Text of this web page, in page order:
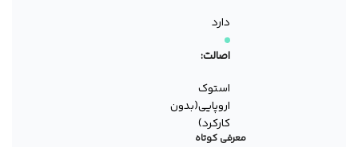
دارد
اصالت:
استوک
اروپایی(بدون
کارکرد)
معرفی کوتاه